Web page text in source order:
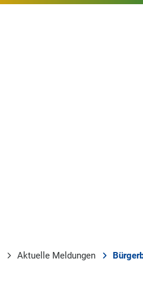
Aktuelle Meldungen